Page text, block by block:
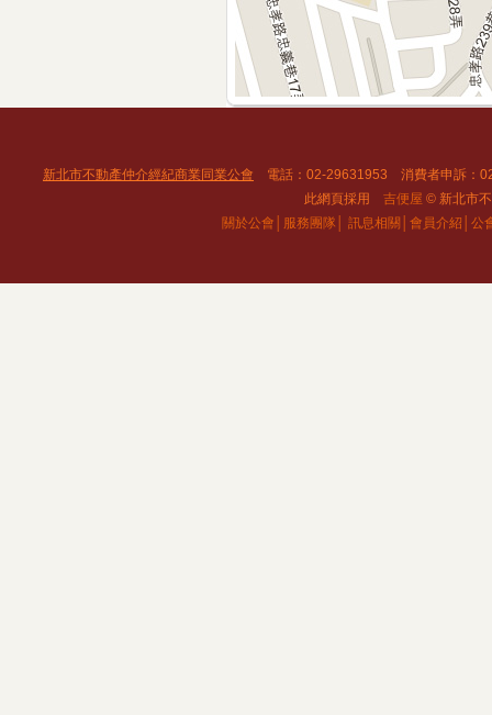
新北市不動產仲介經紀商業同業公會 電話：02-29631953 消費者申訴：
此網頁採用 吉便屋 © 新北市
關於公會│ 服務團隊│ 訊息相關│ 會員介紹│ 公